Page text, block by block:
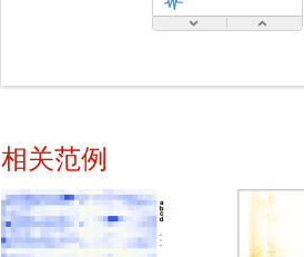
相关范例